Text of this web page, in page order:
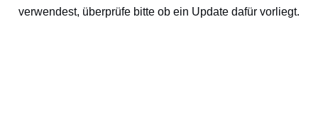
verwendest, überprüfe bitte ob ein Update dafür vorliegt.